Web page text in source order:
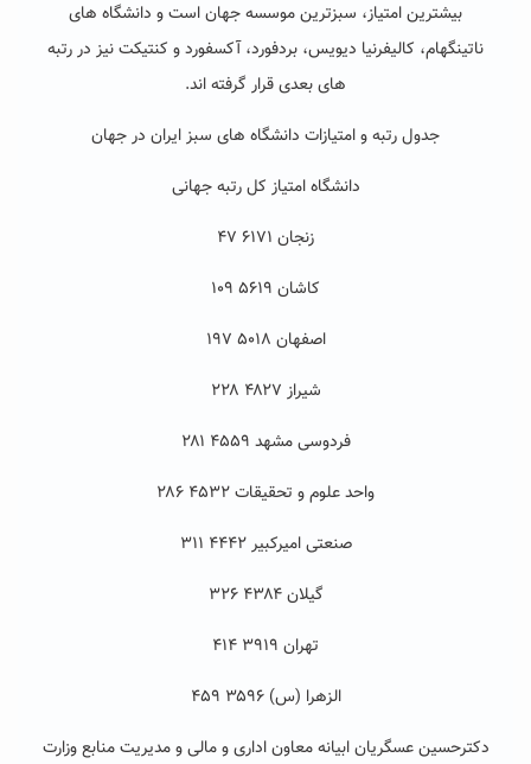
بیشترین امتیاز، سبزترین موسسه جهان است و دانشگاه های
ناتینگهام، کالیفرنیا دیویس، بردفورد، آکسفورد و کنتیکت نیز در رتبه
های بعدی قرار گرفته اند.
جدول رتبه و امتیازات دانشگاه های سبز ایران در جهان
دانشگاه امتیاز کل رتبه جهانی
زنجان ۶۱۷۱ ۴۷
کاشان ۵۶۱۹ ۱۰۹
اصفهان ۵۰۱۸ ۱۹۷
شیراز ۴۸۲۷ ۲۲۸
فردوسی مشهد ۴۵۵۹ ۲۸۱
واحد علوم و تحقیقات ۴۵۳۲ ۲۸۶
صنعتی امیرکبیر ۴۴۴۲ ۳۱۱
گیلان ۴۳۸۴ ۳۲۶
تهران ۳۹۱۹ ۴۱۴
الزهرا (س) ۳۵۹۶ ۴۵۹
دکترحسین عسگریان ابیانه معاون اداری و مالی و مدیریت منابع وزارت